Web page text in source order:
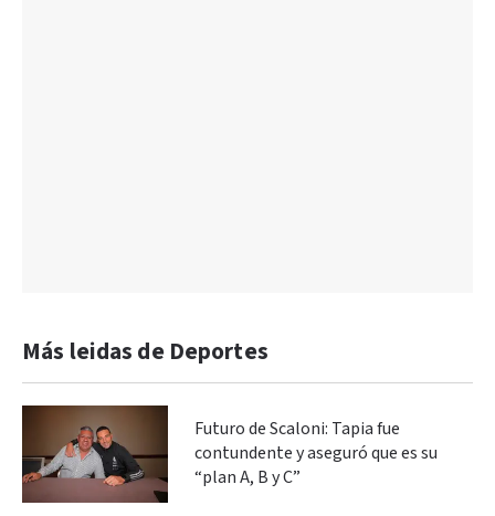
Más leidas de Deportes
Futuro de Scaloni: Tapia fue
contundente y aseguró que es su
“plan A, B y C”